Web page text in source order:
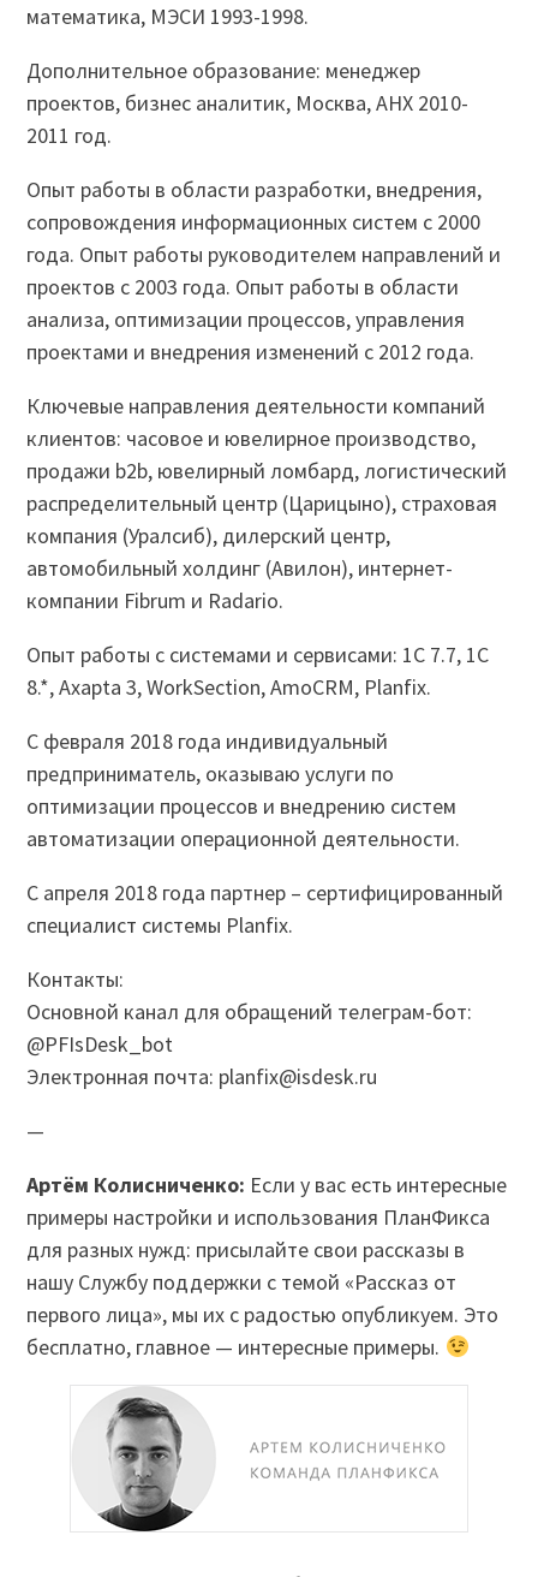
математика, МЭСИ 1993-1998.
Дополнительное образование: менеджер
проектов, бизнес аналитик, Москва, АНХ 2010-
2011 год.
Опыт работы в области разработки, внедрения,
сопровождения информационных систем с 2000
года. Опыт работы руководителем направлений и
проектов с 2003 года. Опыт работы в области
анализа, оптимизации процессов, управления
проектами и внедрения изменений с 2012 года.
Ключевые направления деятельности компаний
клиентов: часовое и ювелирное производство,
продажи b2b, ювелирный ломбард, логистический
распределительный центр (Царицыно), страховая
компания (Уралсиб), дилерский центр,
автомобильный холдинг (Авилон), интернет-
компании Fibrum и Radario.
Опыт работы с системами и сервисами: 1С 7.7, 1С
8.*, Axapta 3, WorkSection, AmoCRM, Planfix.
С февраля 2018 года индивидуальный
предприниматель, оказываю услуги по
оптимизации процессов и внедрению систем
автоматизации операционной деятельности.
С апреля 2018 года партнер – сертифицированный
специалист системы Planfix.
Контакты:
Основной канал для обращений телеграм-бот:
@PFIsDesk_bot
Электронная почта: planfix@isdesk.ru
—
Артём Колисниченко: Если у вас есть интересные
примеры настройки и использования ПланФикса
для разных нужд: присылайте свои рассказы в
нашу Службу поддержки с темой «Рассказ от
первого лица», мы их с радостью опубликуем. Это
бесплатно, главное — интересные примеры.